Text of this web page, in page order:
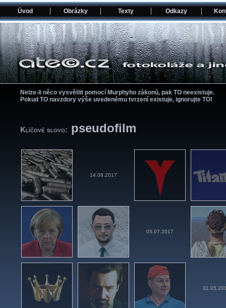
Úvod Obrázky Texty Odkazy
Nelze-li něco vysvětlit pomocí­ Murphyho zákonů, pak TO neexistuje.
Pokud TO navzdory výše uvedenému tvrzení­ existuje, ignorujte TO!
Klíčové slovo: pseudofilm
14.08.2017
05.07.2017